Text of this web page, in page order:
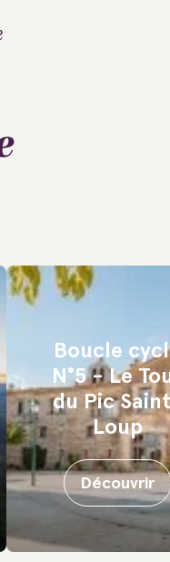
Boucle
N°5 - Le
du Pic
Loup
Découvrir